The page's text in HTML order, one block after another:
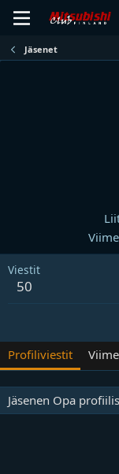
Jäsenet
Viestit
50
Profiliviestit
Jäsenen Opa